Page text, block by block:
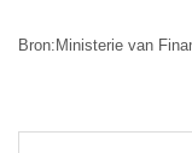
Bron:Ministerie van